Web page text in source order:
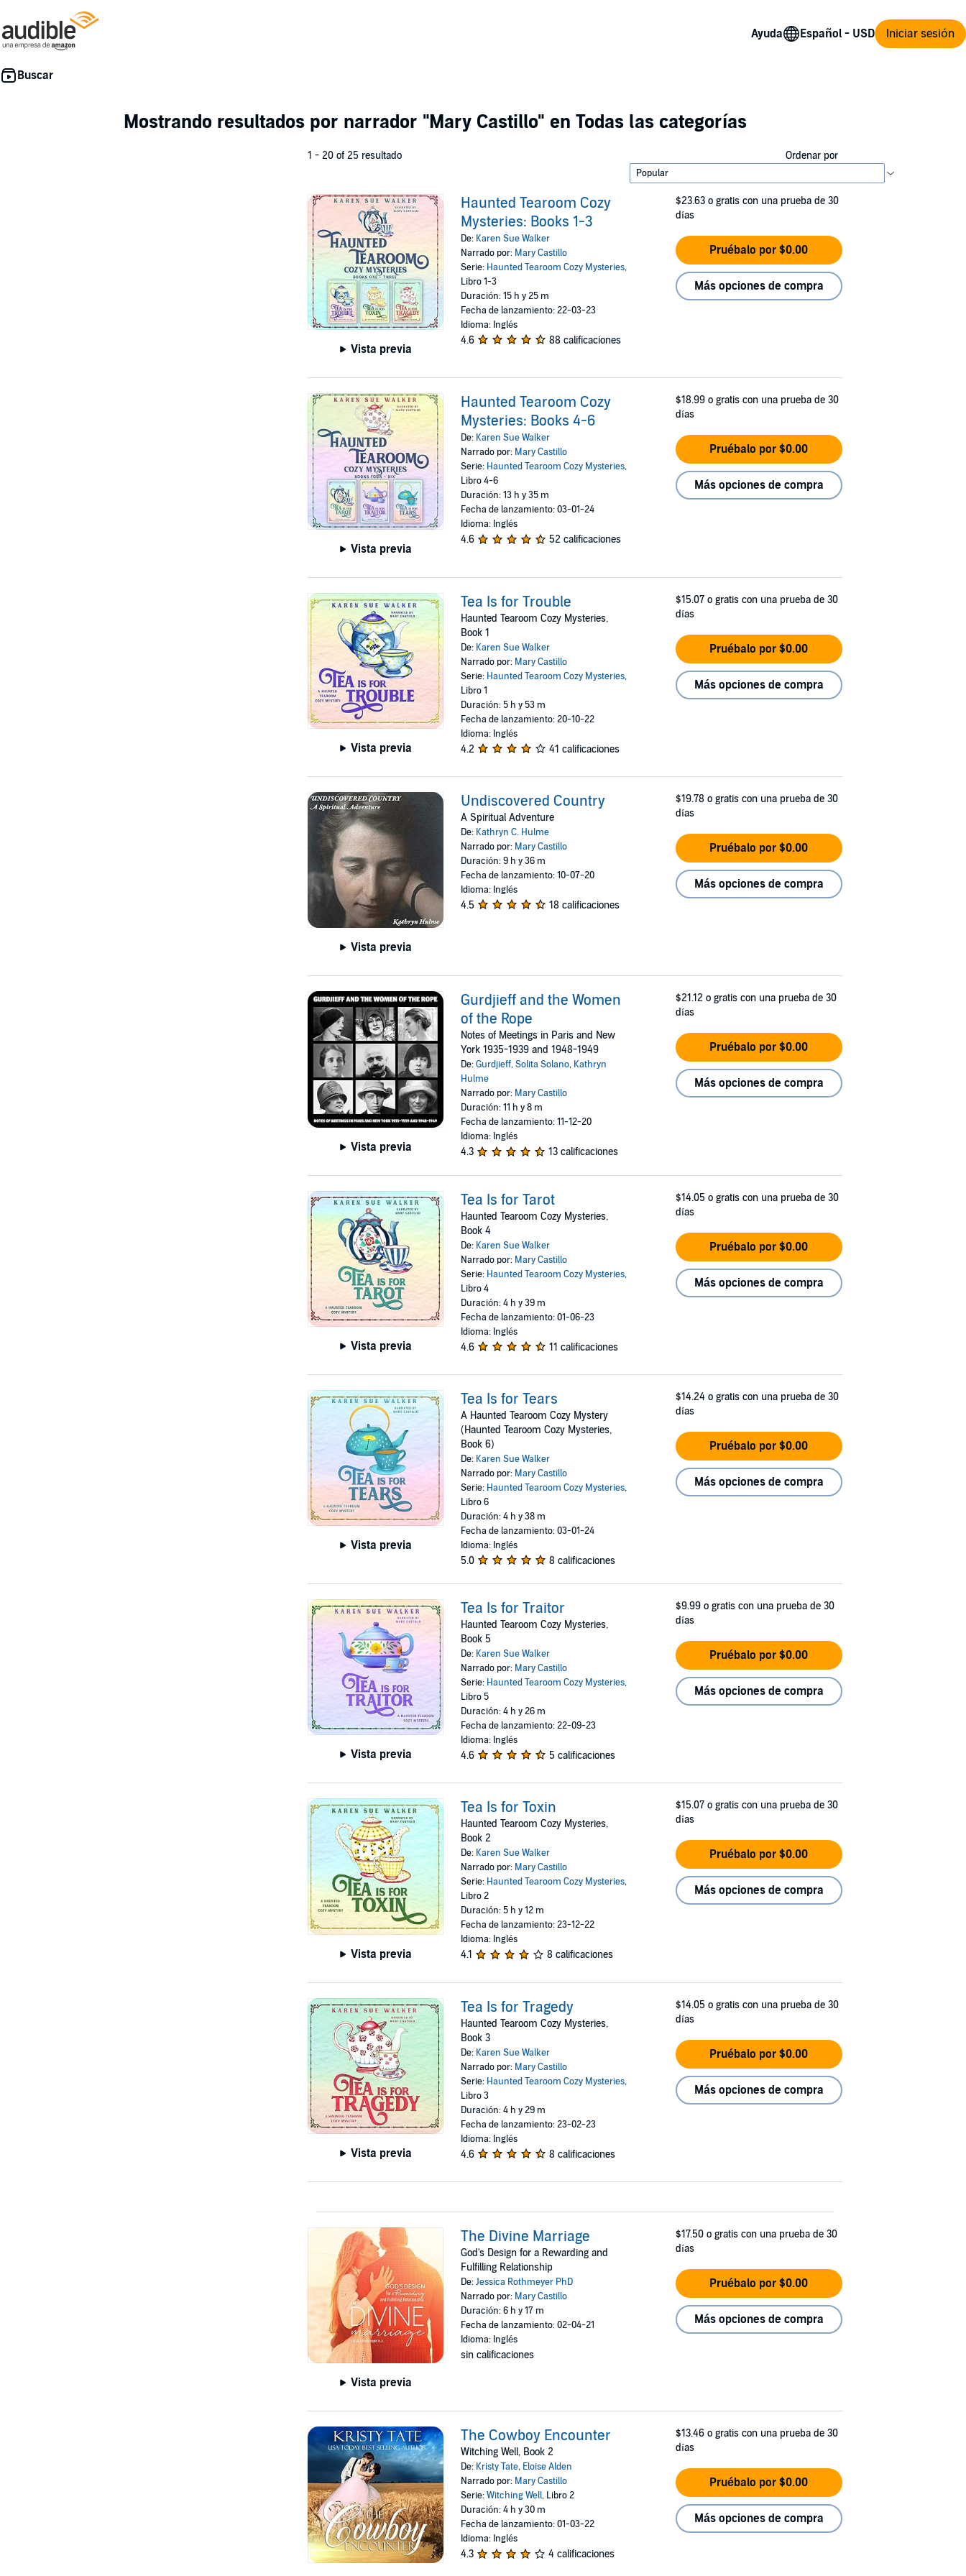
Ayuda Iniciar sesión
Mostrando resultados por narrador "Mary Castillo" en Todas las categorías
1 - 20 of 25 resultado Ordenar por
Vista previa
Haunted Tearoom Cozy
Mysteries: Books 1-3
De: Karen Sue Walker
Narrado por: Mary Castillo
Serie: Haunted Tearoom Cozy Mysteries,
Libro 1-3
Duración: 15 h y 25 m
Fecha de lanzamiento: 22-03-23
Idioma: Inglés
4.6 88 calificaciones
$23.63 o gratis con una prueba de 30
días
Pruébalo por $0.00
Más opciones de compra
Vista previa
Haunted Tearoom Cozy
Mysteries: Books 4-6
De: Karen Sue Walker
Narrado por: Mary Castillo
Serie: Haunted Tearoom Cozy Mysteries,
Libro 4-6
Duración: 13 h y 35 m
Fecha de lanzamiento: 03-01-24
Idioma: Inglés
4.6 52 calificaciones
$18.99 o gratis con una prueba de 30
días
Pruébalo por $0.00
Más opciones de compra
Vista previa
Tea Is for Trouble
Haunted Tearoom Cozy Mysteries,
Book 1
De: Karen Sue Walker
Narrado por: Mary Castillo
Serie: Haunted Tearoom Cozy Mysteries,
Libro 1
Duración: 5 h y 53 m
Fecha de lanzamiento: 20-10-22
Idioma: Inglés
4.2 41 calificaciones
$15.07 o gratis con una prueba de 30
días
Pruébalo por $0.00
Más opciones de compra
Vista previa
Undiscovered Country
A Spiritual Adventure
De: Kathryn C. Hulme
Narrado por: Mary Castillo
Duración: 9 h y 36 m
Fecha de lanzamiento: 10-07-20
Idioma: Inglés
4.5 18 calificaciones
$19.78 o gratis con una prueba de 30
días
Pruébalo por $0.00
Más opciones de compra
Vista previa
Gurdjieff and the Women
of the Rope
Notes of Meetings in Paris and New
York 1935-1939 and 1948-1949
De:Gurdjieff,Solita Solano, Kathryn
Hulme
Narrado por: Mary Castillo
Duración: 11 h y 8 m
Fecha de lanzamiento: 11-12-20
Idioma: Inglés
4.3 13 calificaciones
$21.12 o gratis con una prueba de 30
días
Pruébalo por $0.00
Más opciones de compra
Vista previa
Tea Is for Tarot
Haunted Tearoom Cozy Mysteries,
Book 4
De: Karen Sue Walker
Narrado por: Mary Castillo
Serie: Haunted Tearoom Cozy Mysteries,
Libro 4
Duración: 4 h y 39 m
Fecha de lanzamiento: 01-06-23
Idioma: Inglés
4.6 11 calificaciones
$14.05 o gratis con una prueba de 30
días
Pruébalo por $0.00
Más opciones de compra
Vista previa
Tea Is for Tears
A Haunted Tearoom Cozy Mystery
(Haunted Tearoom Cozy Mysteries,
Book 6)
De: Karen Sue Walker
Narrado por: Mary Castillo
Serie: Haunted Tearoom Cozy Mysteries,
Libro 6
Duración: 4 h y 38 m
Fecha de lanzamiento: 03-01-24
Idioma: Inglés
5.0 8 calificaciones
$14.24 o gratis con una prueba de 30
días
Pruébalo por $0.00
Más opciones de compra
Vista previa
Tea Is for Traitor
Haunted Tearoom Cozy Mysteries,
Book 5
De: Karen Sue Walker
Narrado por: Mary Castillo
Serie: Haunted Tearoom Cozy Mysteries,
Libro 5
Duración: 4 h y 26 m
Fecha de lanzamiento: 22-09-23
Idioma: Inglés
4.6 5 calificaciones
$9.99 o gratis con una prueba de 30
días
Pruébalo por $0.00
Más opciones de compra
Vista previa
Tea Is for Toxin
Haunted Tearoom Cozy Mysteries,
Book 2
De: Karen Sue Walker
Narrado por: Mary Castillo
Serie: Haunted Tearoom Cozy Mysteries,
Libro 2
Duración: 5 h y 12 m
Fecha de lanzamiento: 23-12-22
Idioma: Inglés
4.1 8 calificaciones
$15.07 o gratis con una prueba de 30
días
Pruébalo por $0.00
Más opciones de compra
Vista previa
Tea Is for Tragedy
Haunted Tearoom Cozy Mysteries,
Book 3
De: Karen Sue Walker
Narrado por: Mary Castillo
Serie: Haunted Tearoom Cozy Mysteries,
Libro 3
Duración: 4 h y 29 m
Fecha de lanzamiento: 23-02-23
Idioma: Inglés
4.6 8 calificaciones
$14.05 o gratis con una prueba de 30
días
Pruébalo por $0.00
Más opciones de compra
Vista previa
The Divine Marriage
God's Design for a Rewarding and
Fulfilling Relationship
De:Jessica Rothmeyer PhD
Narrado por: Mary Castillo
Duración: 6 h y 17 m
Fecha de lanzamiento: 02-04-21
Idioma: Inglés
sin calificaciones
$17.50 o gratis con una prueba de 30
días
Pruébalo por $0.00
Más opciones de compra
The Cowboy Encounter
Witching Well, Book 2
De: Kristy Tate, Eloise Alden
Narrado por: Mary Castillo
Serie:Witching Well, Libro 2
Duración: 4 h y 30 m
Fecha de lanzamiento: 01-03-22
Idioma: Inglés
4.3 4 calificaciones
$13.46 o gratis con una prueba de 30
días
Pruébalo por $0.00
Más opciones de compra